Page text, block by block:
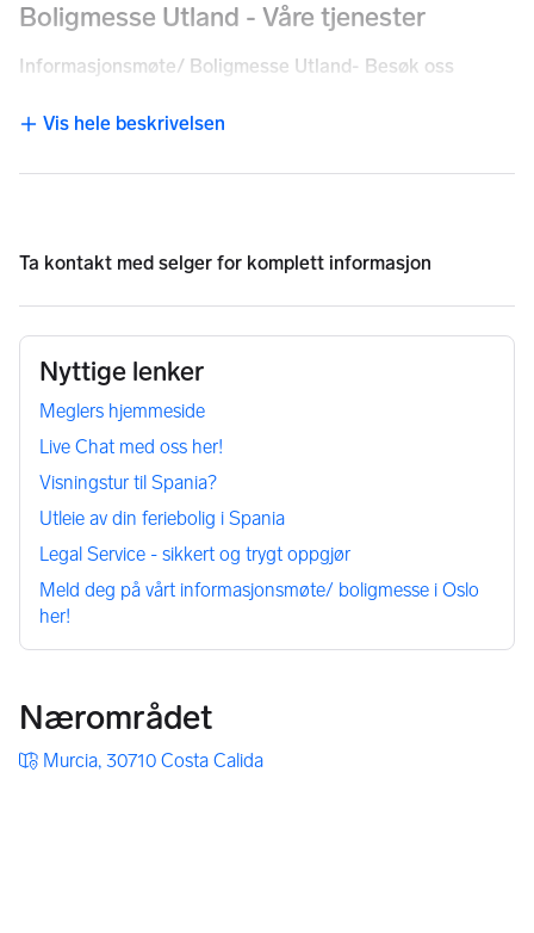
Boligmesse Utland - Våre tjenester
Informasjonsmøte/ Boligmesse Utland- Besøk oss
Vårt kontor i Oslo er åpent for besøk etter avtale. Ta kontakt
utvalg av nye og brukte eiendommer på Costa Blanca og
I tillegg arrangerer Feriebolig Utland jevnlig Boligmesse
Utland / informasjonsmøter, hvor vi gir deg en grundig
gjennomgang av boligmarkedet i Spania og presenterer
Neste Boligmesse Utland:
Oslo:
Søndag 10. mai: kl. 12:00 – 15:00
Mandag 11. mai: kl. 10:00 – 16:00
fra Stortinget)
Spania:
Mandag 11. mai: kl. 10:00 – 16:00
Sted: C. Villa Madrid, 17, 03181 Torrevieja,  Spania
På boligmessen kan du få svar på spørsmål om blant annet:
Vis hele beskrivelsen
NB: Knappen for å vise hele beskrivelsen har kun en visuell
Ta kontakt med selger for komplett informasjon
Nyttige lenker
Meglers hjemmeside
Live Chat med oss her!
Visningstur til Spania?
Utleie av din feriebolig i Spania
Legal Service - sikkert og trygt oppgjør
Meld deg på vårt informasjonsmøte/ boligmesse i Oslo
her!
Nærområdet
Murcia, 30710 Costa Calida